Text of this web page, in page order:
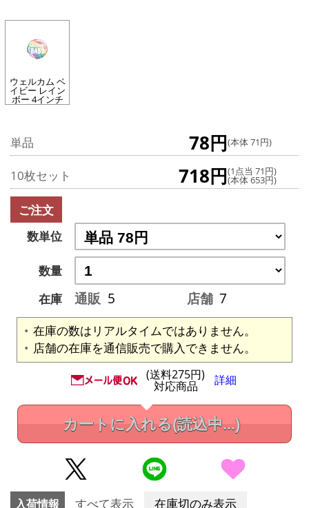
ウェルカム ベ
イビー レイン
ボー 4インチ
単品 78円(本体 71円)
10枚セット 718円(1点当 71円)
(本体 653円)
ご注文
数単位
数量
在庫
通販 5 店舗 7
在庫の数はリアルタイムではありません。
店舗の在庫を通信販売で購入できません。
(送料275円)
対応商品 詳細
カートに入れる(読込中...)
入荷情報 すべて表示 在庫切のみ表示